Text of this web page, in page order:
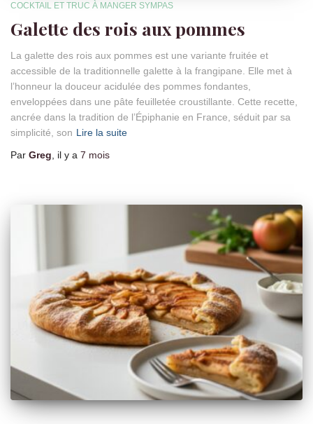
COCKTAIL ET TRUC À MANGER SYMPAS
Galette des rois aux pommes
La galette des rois aux pommes est une variante fruitée et
accessible de la traditionnelle galette à la frangipane. Elle met à
l’honneur la douceur acidulée des pommes fondantes,
enveloppées dans une pâte feuilletée croustillante. Cette recette,
ancrée dans la tradition de l’Épiphanie en France, séduit par sa
simplicité, son Lire la suite
Par Greg, il y a 7 mois